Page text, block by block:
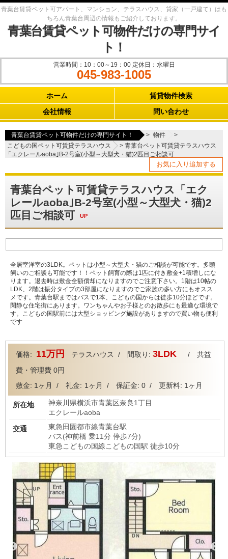
青葉台賃貸ペット可アパート、マンション、テラスハウス、貸家（一戸建て）はも
ちろん青葉台周辺の情報もご紹介しております。
青葉台賃貸ペット可物件だけの専門サイ
ト！
営業時間：10：00～19：00 定休日：水曜日
045-983-1005
ホーム
賃貸物件検索
会社情報
問い合わせ
青葉台賃貸ペット可物件だけの専門サイト！ > 物件
>
こどもの国ペット可賃貸テラスハウス
> 青葉台ペット可賃貸テラスハウス
「エクレールaoba｣B-2号室(小型～大型犬・猫)2匹目ご相談可
お気に入り追加する
青葉台ペット可賃貸テラスハウス「エク
レールaoba｣B-2号室(小型～大型犬・猫)2
匹目ご相談可
UP
全居室洋室の3LDK。ペットは小型～大型犬・猫のご相談が可能です。多頭
飼いのご相談も可能です！！ペット飼育の際は1匹に付き敷金+1積増しにな
ります。退去時は敷金全額償却になりますのでご注意下さい。1階は10帖の
LDK、2階は振分タイプの3部屋になりますのでご家族の多い方にもオスス
メです。青葉台駅まではバスで1本、こどもの国からは徒歩10分ほどです。
閑静な住宅街にあります。ワンちゃんやお子様とのお散歩にも最適な環境で
す。こどもの国駅前には大型ショッピング施設がありますので買い物も便利
です
価格: 11万円 テラスハウス / 間取り: 3LDK
/ 共益
費・管理費 0円
敷金: 1ヶ月 / 礼金: 1ヶ月 / 保証金: 0 / 更新料: 1ヶ月
所在地
神奈川県横浜市青葉区奈良1丁目
エクレールaoba
交通
東急田園都市線青葉台駅
バス(神前橋 乗11分 停歩7分)
東急こどもの国線こどもの国駅 徒歩10分